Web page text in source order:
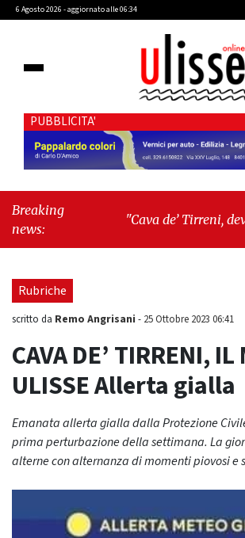
6 Agosto 2026 - aggiornato alle 06:34
PUBBLICITA'
Breaking
news:
"Cava de’ Tirreni,
Rubriche
scritto da Remo Angrisani - 25 Ottobre 2023 06:41
CAVA DE’ TIRRENI,
ULISSE Allerta gialla
Emanata allerta gialla dalla Protezione
prima perturbazione della settimana. La
alterne con alternanza di momenti piovosi e